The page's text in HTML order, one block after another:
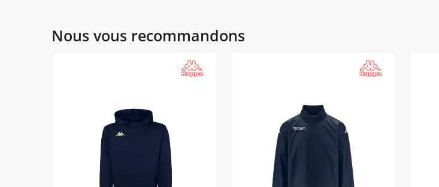
Nous vous recommandons